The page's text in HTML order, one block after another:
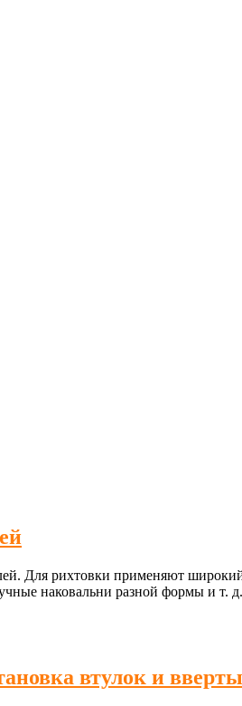
Для рихтовки применяют
наковальни разной формы и т.
втулок и